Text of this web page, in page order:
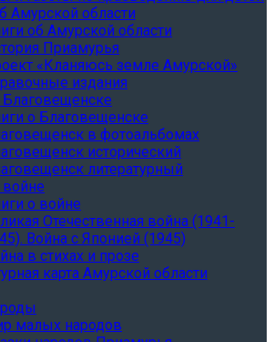
Амурской области
об Амурской области
Приамурья
«Кланяюсь земле Амурской»
издания
Благовещенске
о Благовещенске
в фотоальбомах
исторический
литературный
о войне
Отечественная война (1941-
Война с Японией (1945)
в стихах и прозе
карта Амурской области
малых народов